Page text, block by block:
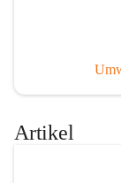
Artikel